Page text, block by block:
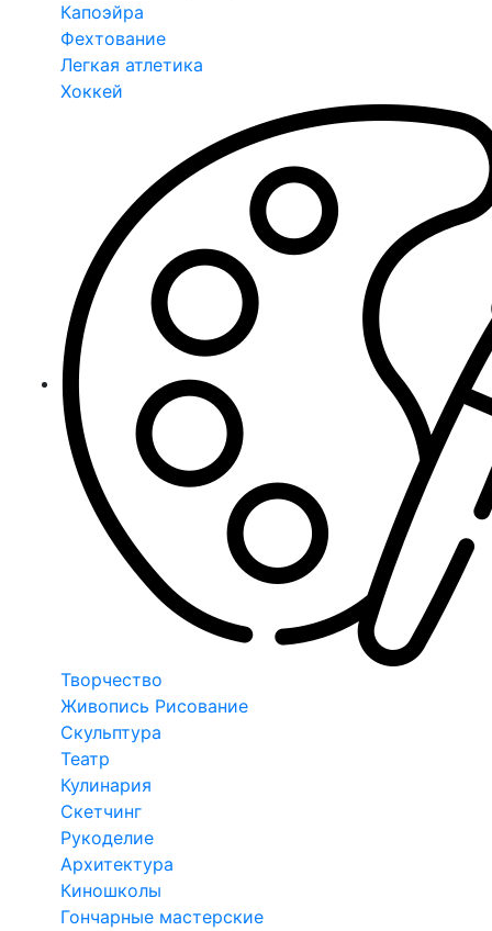
Капоэйра
Фехтование
Легкая атлетика
Хоккей
Творчество
Живопись Рисование
Скульптура
Театр
Кулинария
Скетчинг
Рукоделие
Архитектура
Киношколы
Гончарные мастерские